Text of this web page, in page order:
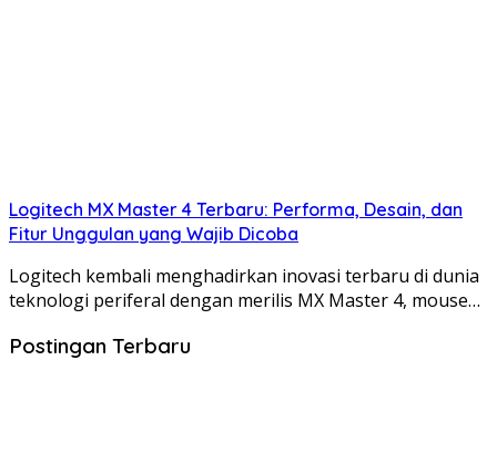
Logitech MX Master 4 Terbaru: Performa, Desain, dan
Fitur Unggulan yang Wajib Dicoba
Logitech kembali menghadirkan inovasi terbaru di dunia
teknologi periferal dengan merilis MX Master 4, mouse…
Postingan Terbaru